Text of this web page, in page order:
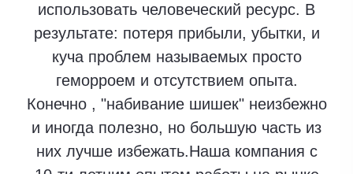
использовать человеческий ресурс. В
результате: потеря прибыли, убытки, и
куча проблем называемых просто
геморроем и отсутствием опыта.
Конечно , "набивание шишек" неизбежно
и иногда полезно, но большую часть из
них лучше избежать.Наша компания с